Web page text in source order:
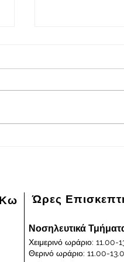
Πρόγραμμα
08/08/2026 και
Κω Ώρες
Νοσηλευτικά
Χειμερινό ωράριο: 11.00-
Θερινό ωράριο: 11.00-